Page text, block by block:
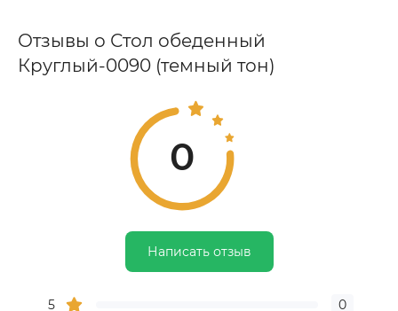
Отзывы о Стол обеденный
Круглый-0090 (темный тон)
0
Написать отзыв
5
0